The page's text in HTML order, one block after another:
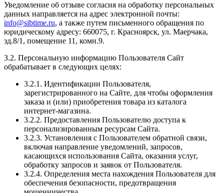
Уведомление об отзыве согласия на обработку персональных
данных направляется на адрес электронной почты:
info@sibtime.ru, а также путем письменного обращения по
юридическому адресу: 660075, г. Красноярск, ул. Маерчака,
зд.8/1, помещение 11, комн.9.
3.2. Персональную информацию Пользователя Сайт
обрабатывает в следующих целях:
3.2.1. Идентификации Пользователя,
зарегистрированного на Сайте, для чтобы оформления
заказа и (или) приобретения товара из каталога
интернет-магазина.
3.2.2. Предоставления Пользователю доступа к
персонализированным ресурсам Сайта.
3.2.3. Установления с Пользователем обратной связи,
включая направление уведомлений, запросов,
касающихся использования Сайта, оказания услуг,
обработку запросов и заявок от Пользователя.
3.2.4. Определения места нахождения Пользователя для
обеспечения безопасности, предотвращения